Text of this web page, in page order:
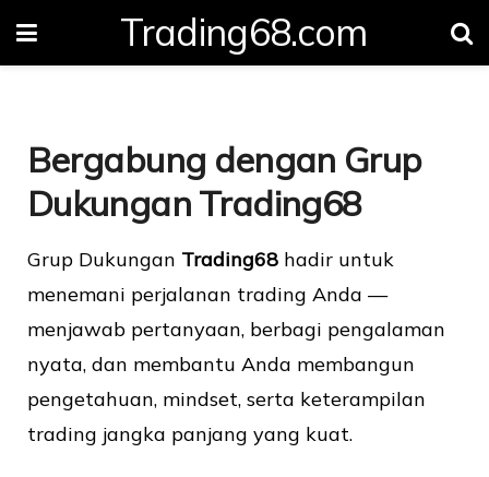
Trading68.com
Bergabung dengan Grup
Dukungan Trading68
Grup Dukungan Trading68 hadir untuk
menemani perjalanan trading Anda —
menjawab pertanyaan, berbagi pengalaman
nyata, dan membantu Anda membangun
pengetahuan, mindset, serta keterampilan
trading jangka panjang yang kuat.